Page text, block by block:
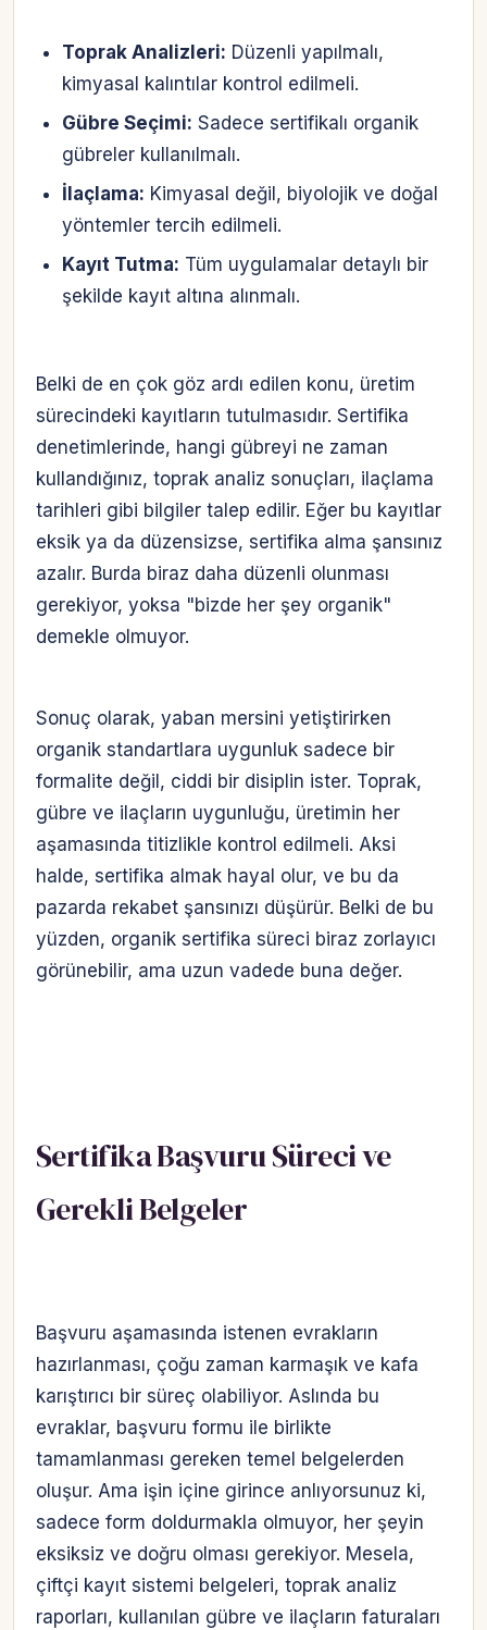
Toprak Analizleri: Düzenli yapılmalı,
kimyasal kalıntılar kontrol edilmeli.
Gübre Seçimi: Sadece sertifikalı organik
gübreler kullanılmalı.
İlaçlama: Kimyasal değil, biyolojik ve doğal
yöntemler tercih edilmeli.
Kayıt Tutma: Tüm uygulamalar detaylı bir
şekilde kayıt altına alınmalı.
Belki de en çok göz ardı edilen konu, üretim
sürecindeki kayıtların tutulmasıdır. Sertifika
denetimlerinde, hangi gübreyi ne zaman
kullandığınız, toprak analiz sonuçları, ilaçlama
tarihleri gibi bilgiler talep edilir. Eğer bu kayıtlar
eksik ya da düzensizse, sertifika alma şansınız
azalır. Burda biraz daha düzenli olunması
gerekiyor, yoksa "bizde her şey organik"
demekle olmuyor.
Sonuç olarak, yaban mersini yetiştirirken
organik standartlara uygunluk sadece bir
formalite değil, ciddi bir disiplin ister. Toprak,
gübre ve ilaçların uygunluğu, üretimin her
aşamasında titizlikle kontrol edilmeli. Aksi
halde, sertifika almak hayal olur, ve bu da
pazarda rekabet şansınızı düşürür. Belki de bu
yüzden, organik sertifika süreci biraz zorlayıcı
görünebilir, ama uzun vadede buna değer.
Sertifika Başvuru Süreci ve
Gerekli Belgeler
Başvuru aşamasında istenen evrakların
hazırlanması, çoğu zaman karmaşık ve kafa
karıştırıcı bir süreç olabiliyor. Aslında bu
evraklar, başvuru formu ile birlikte
tamamlanması gereken temel belgelerden
oluşur. Ama işin içine girince anlıyorsunuz ki,
sadece form doldurmakla olmuyor, her şeyin
eksiksiz ve doğru olması gerekiyor. Mesela,
çiftçi kayıt sistemi belgeleri, toprak analiz
raporları, kullanılan gübre ve ilaçların faturaları